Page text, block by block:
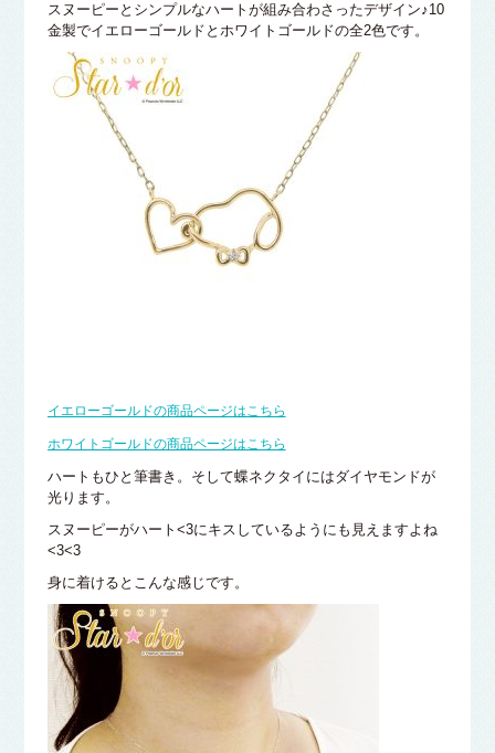
スヌーピーとシンプルなハートが組み合わさったデザイン♪10
金製でイエローゴールドとホワイトゴールドの全2色です。
イエローゴールドの商品ページはこちら
ホワイトゴールドの商品ページはこちら
ハートもひと筆書き。そして蝶ネクタイにはダイヤモンドが
光ります。
スヌーピーがハート<3にキスしているようにも見えますよね
<3<3
身に着けるとこんな感じです。